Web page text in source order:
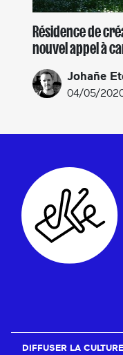
Résidence de
nouvel appel à
Johañe
04/05/
DIFFUSER LA